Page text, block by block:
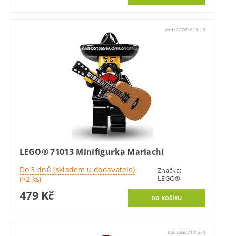
Kód:LEGO71013-13
LEGO® 71013 Minifigurka Mariachi
Do 3 dnů (skladem u dodavatele)
(>2 ks)
Značka:
LEGO®
479 Kč
Kód:LEGO71012-4